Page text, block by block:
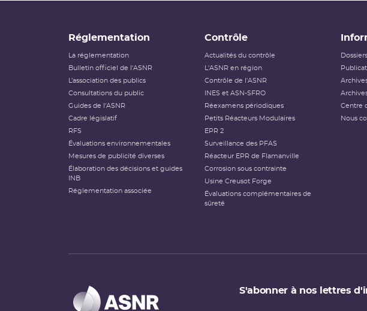
Réglementation
La réglementation
Bulletin officiel de l'ASNR
L’association des publics
Consultations du public
Guides de l'ASNR
Cadre législatif
RFS
Évaluations environnementales
Mesures de publicité diverses
Élaboration des décisions et guides
INB
Réglementation associée
Contrôle
Actualités du contrôle
L'ASNR en région
Contrôle de l'ASNR
INES et ASN-SFRO
Réexamens périodiques
Petits Réacteurs Modulaires
EPR 2
Surveillance des PFAS
Réacteur EPR de Flamanville
Corrosion sous contrainte
Usine Creusot Forge
Évaluations complémentaires de
sûreté
Centre
Nous
S'abonner à nos lettres